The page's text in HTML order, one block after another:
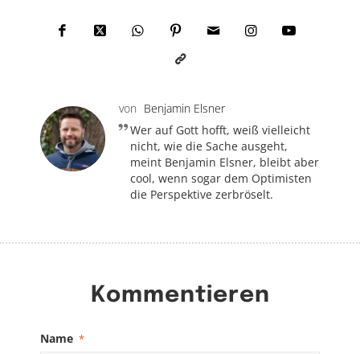
von Benjamin Elsner
Wer auf Gott hofft, weiß vielleicht
nicht, wie die Sache ausgeht,
meint Benjamin Elsner, bleibt aber
cool, wenn sogar dem Optimisten
die Perspektive zerbröselt.
Kommentieren
Name *